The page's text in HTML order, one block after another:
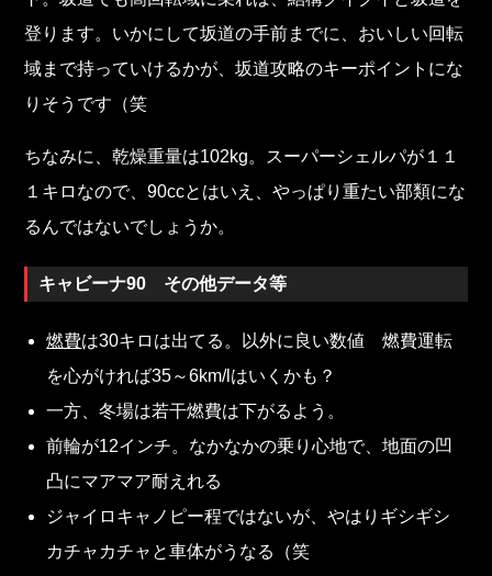
登ります。いかにして坂道の手前までに、おいしい回転
域まで持っていけるかが、坂道攻略のキーポイントにな
りそうです（笑
ちなみに、乾燥重量は102kg。スーパーシェルパが１１
１キロなので、90ccとはいえ、やっぱり重たい部類にな
るんではないでしょうか。
キャビーナ90 その他データ等
燃費は30キロは出てる。以外に良い数値 燃費運転
を心がければ35～6km/lはいくかも？
一方、冬場は若干燃費は下がるよう。
前輪が12インチ。なかなかの乗り心地で、地面の凹
凸にマアマア耐えれる
ジャイロキャノピー程ではないが、やはりギシギシ
カチャカチャと車体がうなる（笑